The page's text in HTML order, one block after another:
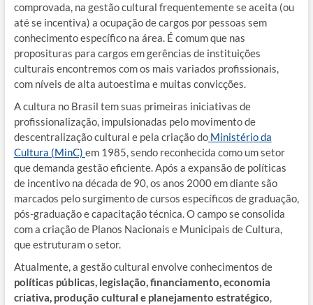
comprovada, na gestão cultural frequentemente se aceita (ou
até se incentiva) a ocupação de cargos por pessoas sem
conhecimento específico na área. É comum que nas
proposituras para cargos em gerências de instituições
culturais encontremos com os mais variados profissionais,
com níveis de alta autoestima e muitas convicções.
A cultura no Brasil tem suas primeiras iniciativas de
profissionalização, impulsionadas pelo movimento de
descentralização cultural e pela criação doMinistério da
Cultura (MinC) em 1985, sendo reconhecida como um setor
que demanda gestão eficiente. Após a expansão de políticas
de incentivo na década de 90, os anos 2000 em diante são
marcados pelo surgimento de cursos específicos de graduação,
pós-graduação e capacitação técnica. O campo se consolida
com a criação de Planos Nacionais e Municipais de Cultura,
que estruturam o setor.
Atualmente, a gestão cultural envolve conhecimentos de
políticas públicas, legislação, financiamento, economia
criativa, produção cultural e planejamento estratégico,